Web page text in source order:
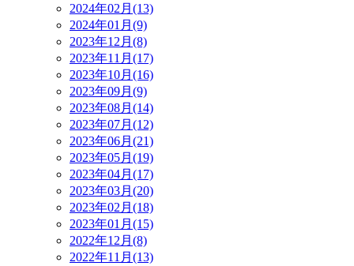
2024年02月(13)
2024年01月(9)
2023年12月(8)
2023年11月(17)
2023年10月(16)
2023年09月(9)
2023年08月(14)
2023年07月(12)
2023年06月(21)
2023年05月(19)
2023年04月(17)
2023年03月(20)
2023年02月(18)
2023年01月(15)
2022年12月(8)
2022年11月(13)